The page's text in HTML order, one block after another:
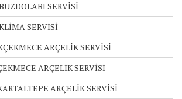
SERVİSİ
SERVİSİ
ARÇELİK SERVİSİ
ARÇELİK SERVİSİ
ARÇELİK SERVİSİ